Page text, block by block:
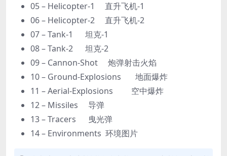
05 – Helicopter-1 直升飞机-1
06 – Helicopter-2 直升飞机-2
07 – Tank-1 坦克-1
08 – Tank-2 坦克-2
09 – Cannon-Shot 炮弹射击火焰
10 – Ground-Explosions 地面爆炸
11 – Aerial-Explosions 空中爆炸
12 – Missiles 导弹
13 – Tracers 曳光弹
14 – Environments 环境图片